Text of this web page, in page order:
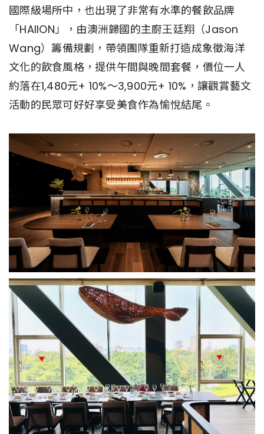
國際級場所中，也出現了非常有水準的餐飲品牌
「HAIION」，由澳洲歸國的主廚王廷翔（Jason
Wang）籌備規劃，帶領團隊重新打造成象徵海洋
文化的飲食風格，提供午間與晚間套餐，價位一人
約落在1,480元+ 10%～3,900元+ 10%，讓觀賞藝文
活動的民眾可好好享受美食作為愉悅結尾。